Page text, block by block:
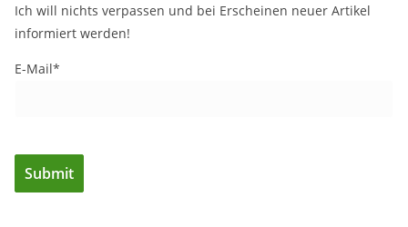
Ich will nichts verpassen und bei Erscheinen neuer Artikel
informiert werden!
E-Mail*